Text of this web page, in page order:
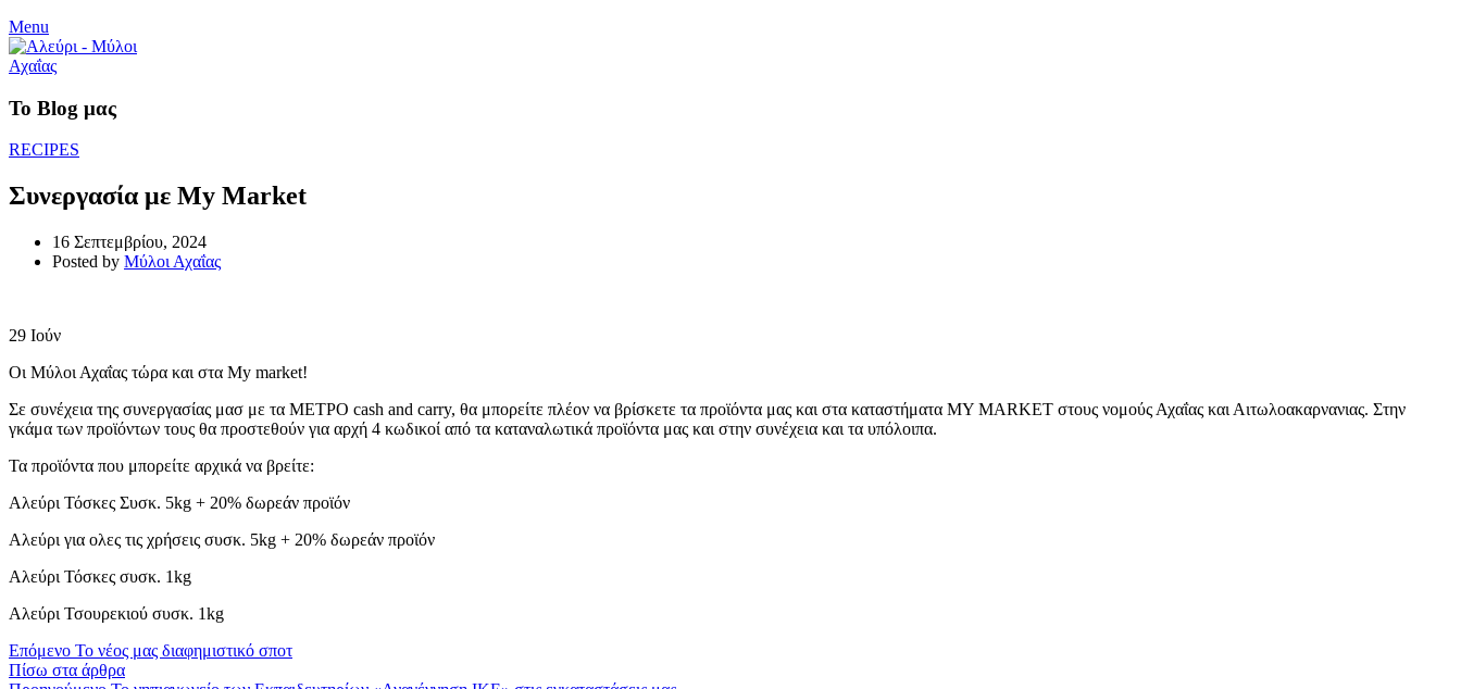
Menu
Το Blog μας
RECIPES
Συνεργασία με My Market
16 Σεπτεμβρίου, 2024
Posted by Μύλοι Αχαΐας
29 Ιούν
Οι Μύλοι Αχαΐας τώρα και στα My market!
Σε συνέχεια της συνεργασίας μασ με τα ΜΕΤΡΟ cash and carry, θα μπορείτε πλέον να βρίσκετε τα προϊόντα μας και στα καταστήματα MY MARKET στους νομούς Αχαΐας και Αιτωλοακαρνανιας. Στην
γκάμα των προϊόντων τους θα προστεθούν για αρχή 4 κωδικοί από τα καταναλωτικά προϊόντα μας και στην συνέχεια και τα υπόλοιπα.
Τα προϊόντα που μπορείτε αρχικά να βρείτε:
Αλεύρι Τόσκες Συσκ. 5kg + 20% δωρεάν προϊόν
Αλεύρι για ολες τις χρήσεις συσκ. 5kg + 20% δωρεάν προϊόν
Αλεύρι Τόσκες συσκ. 1kg
Αλεύρι Τσουρεκιού συσκ. 1kg
Επόμενο Το νέος μας διαφημιστικό σποτ
Πίσω στα άρθρα